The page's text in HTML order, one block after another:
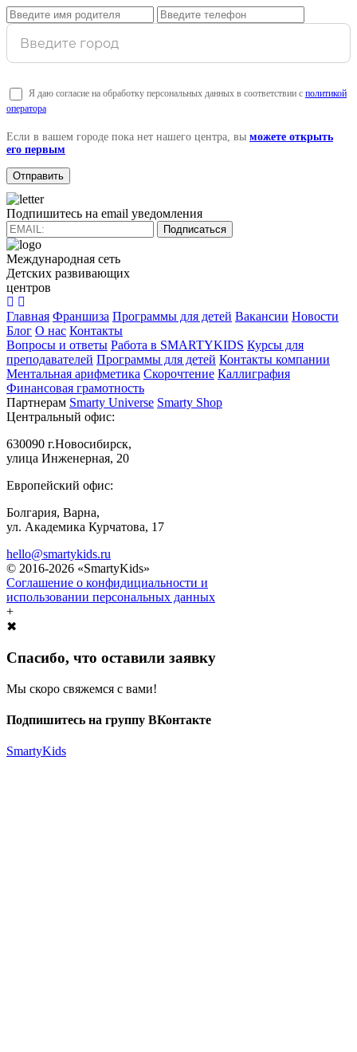
Я даю согласие на обработку персональных данных в соответствии с политикой
оператора
Если в вашем городе пока нет нашего центра, вы можете открыть
его первым
Подпишитесь на email уведомления
Подписаться
Международная сеть
Детских развивающих
центров
Главная Франшиза Программы для детей Вакансии Новости
Блог О нас Контакты
Вопросы и ответы Работа в SMARTYKIDS Курсы для
преподавателей Программы для детей Контакты компании
Ментальная арифметика Скорочтение Каллиграфия
Финансовая грамотность
Партнерам Smarty Universe Smarty Shop
Центральный офис:
630090 г.Новосибирск,
улица Инженерная, 20
Европейский офис:
Болгария, Варна,
ул. Академика Курчатова, 17
hello@smartykids.ru
© 2016-2026 «SmartyKids»
Соглашение о конфидициальности и
использовании персональных данных
+
✖
Спасибо, что оставили заявку
Мы скоро свяжемся с вами!
Подпишитесь на группу ВКонтакте
SmartyKids